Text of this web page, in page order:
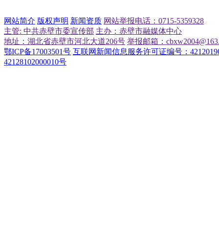
网站简介 版权声明 新闻资质 网站举报电话：0715-5359328
主管: 中共赤壁市委宣传部 主办：赤壁市融媒体中心
地址：湖北省赤壁市河北大道206号 举报邮箱：
鄂ICP备17003501号 互联网新闻信息服务许可证编号：
42128102000010号